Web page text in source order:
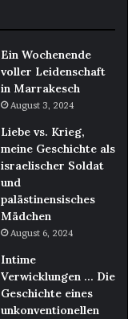
Ein Wochenende
voller Leidenschaft
in Marrakesch
August 3, 2024
Liebe vs. Krieg,
meine Geschichte als
israelischer Soldat
und
palästinensisches
Mädchen
August 6, 2024
Intime
Verwicklungen … Die
Geschichte eines
unkonventionellen